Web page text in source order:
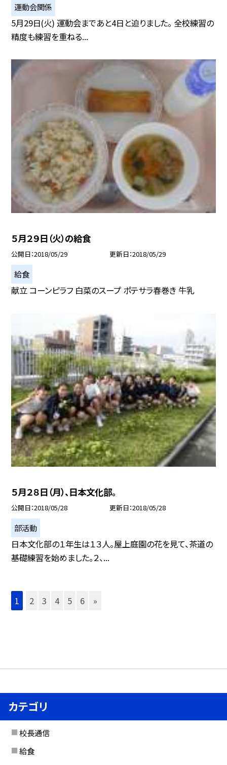
運動会関係
5月29日(火) 運動会まであと4日と迫りました。 全校練習の
精度も練習を重ねる...
５月２９日（火）の給食
公開日 2018/05/29 更新日 2018/05/29
給食
献立 コーンピラフ 白菜のスープ ポテサラ春巻き 牛乳
５月２８日（月）、日本文化部。
公開日 2018/05/28 更新日 2018/05/28
部活動
日本文化部の１年生は１３人。屋上庭園の花を見て、茶道の
基礎練習を始めました。２、...
1 2 3 4 5 6 »
カテゴリ
校長通信
給食